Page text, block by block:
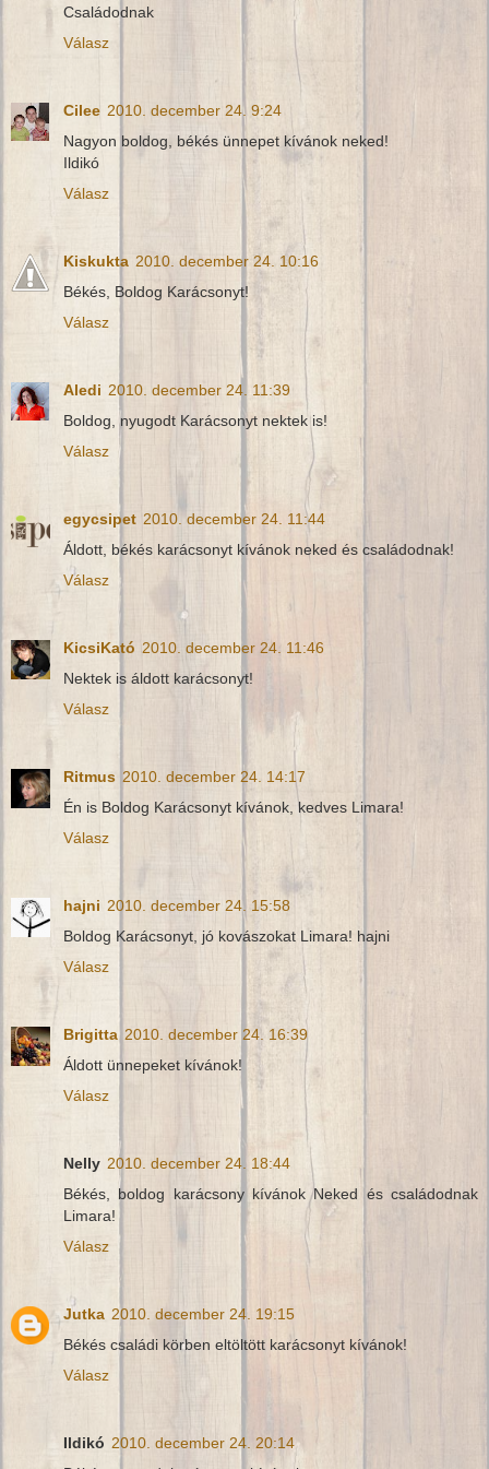
Családodnak
Válasz
Cilee 2010. december 24. 9:24
Nagyon boldog, békés ünnepet kívánok neked!
Ildikó
Válasz
Kiskukta 2010. december 24. 10:16
Békés, Boldog Karácsonyt!
Válasz
Aledi 2010. december 24. 11:39
Boldog, nyugodt Karácsonyt nektek is!
Válasz
egycsipet 2010. december 24. 11:44
Áldott, békés karácsonyt kívánok neked és családodnak!
Válasz
KicsiKató 2010. december 24. 11:46
Nektek is áldott karácsonyt!
Válasz
Ritmus 2010. december 24. 14:17
Én is Boldog Karácsonyt kívánok, kedves Limara!
Válasz
hajni 2010. december 24. 15:58
Boldog Karácsonyt, jó kovászokat Limara! hajni
Válasz
Brigitta 2010. december 24. 16:39
Áldott ünnepeket kívánok!
Válasz
Nelly 2010. december 24. 18:44
Békés, boldog karácsony kívánok Neked és családodnak
Limara!
Válasz
Jutka 2010. december 24. 19:15
Békés családi körben eltöltött karácsonyt kívánok!
Válasz
Ildikó 2010. december 24. 20:14